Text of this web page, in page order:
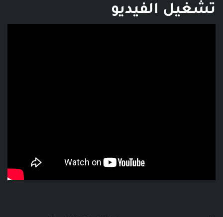
تشغيل الفيديو